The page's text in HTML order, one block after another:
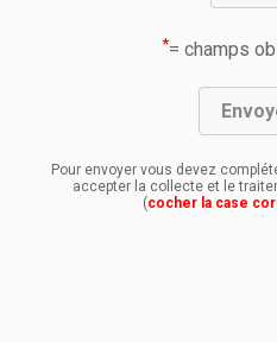
*= champs
Pour envoyer vous devez
accepter la collecte et le
(cocher la case